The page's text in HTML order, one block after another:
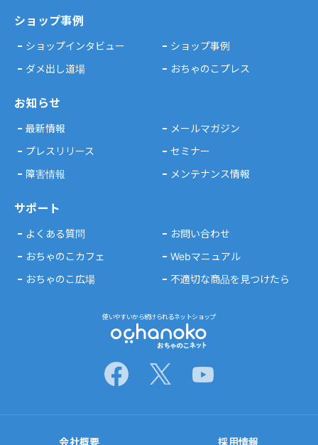
使いやすいから続けられるネットショップ
ショップ事例
ショップインタビュー
ショップ事例
ダメ出し道場
おちゃのこプレス
お知らせ
最新情報
メールマガジン
プレスリリース
セミナー
障害情報
メンテナンス情報
サポート
よくある質問
お問い合わせ
おちゃのこカフェ
Webマニュアル
おちゃのこ広場
不適切な商品を見つけたら
会社概要 採用情報